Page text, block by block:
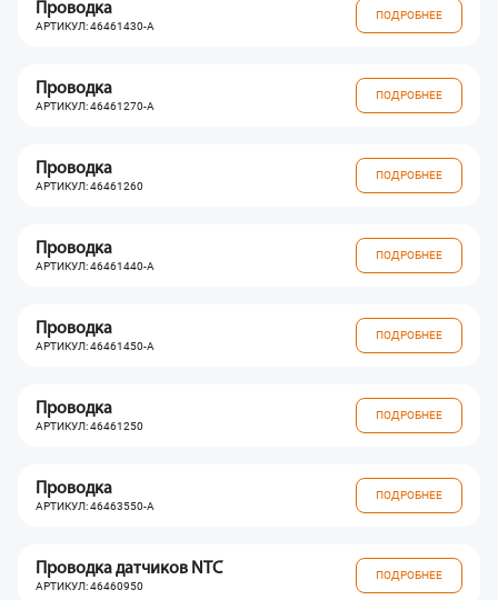
Проводка
АРТИКУЛ: 46461430-A
ПОДРОБНЕЕ
Проводка
АРТИКУЛ: 46461270-A
ПОДРОБНЕЕ
Проводка
АРТИКУЛ: 46461260
ПОДРОБНЕЕ
Проводка
АРТИКУЛ: 46461440-A
ПОДРОБНЕЕ
Проводка
АРТИКУЛ: 46461450-A
ПОДРОБНЕЕ
Проводка
АРТИКУЛ: 46461250
ПОДРОБНЕЕ
Проводка
АРТИКУЛ: 46463550-A
ПОДРОБНЕЕ
Проводка датчиков NTC
АРТИКУЛ: 46460950
ПОДРОБНЕЕ